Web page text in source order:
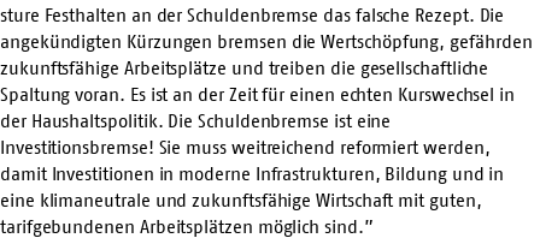
sture Festhalten an der Schuldenbremse das falsche Rezept. Die
angekündigten Kürzungen bremsen die Wertschöpfung, gefährden
zukunftsfähige Arbeitsplätze und treiben die gesellschaftliche
Spaltung voran. Es ist an der Zeit für einen echten Kurswechsel in
der Haushaltspolitik. Die Schuldenbremse ist eine
Investitionsbremse! Sie muss weitreichend reformiert werden,
damit Investitionen in moderne Infrastrukturen, Bildung und in
eine klimaneutrale und zukunftsfähige Wirtschaft mit guten,
tarifgebundenen Arbeitsplätzen möglich sind.”